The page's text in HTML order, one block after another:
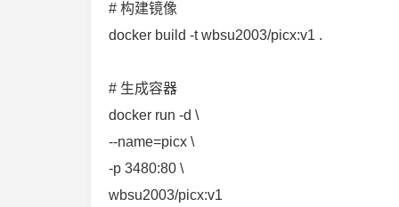
# 构建镜像
docker build -t wbsu2003/picx:v1 .
# 生成容器
docker run -d \
--name=picx \
-p 3480:80 \
wbsu2003/picx:v1